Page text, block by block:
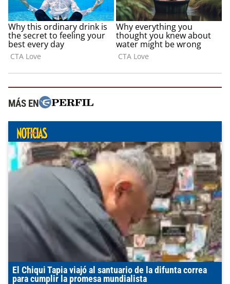
MÁS EN
El Chiqui Tapia viajó al santuario de la difunta correa
para cumplir la promesa mundialista